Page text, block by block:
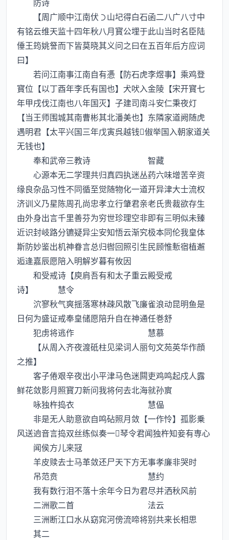
【周广顺中江南伏山圮得白石函二八广八寸中
有铭云维天监十四年秋八月寳公埋于此山当时名臣陆
倕王筠姚詧而下皆莫晓其义问之曰在五百年后方应词
曰】
若问江南事江南自有慿【防石虎李煜事】乘鸡登
寳位【以丁酉年李氏有国也】犬吠入金陵【宋开寳七
年甲戌伐江南也八年国灭】子建司南斗安仁秉夜灯
【当王师围城其南曹彬其北潘美也】东隣家道阙随虎
遇明君【太平兴国三年戊寅呉越钱俶举国入朝家道关
无钱也】
奉和武帝三教诗 智藏
心源本无二学理共归真四执迷丛药六味增苦辛资
缘良杂品习性不同循至觉随物化一道开异津大士流权
济训义乃星陈周孔尚忠孝立行肇君亲老氏贵裁欲存生
由外身出言千里善芬为穷世珍理空非即有三明似未臻
近识封岐路分镳疑异尘安知悟云渐究极本同伦我皇体
斯防妙鉴出机神眷言总归辔回照引生民顾惟慙宿植邂
逅逢嘉辰愿陪入明解岁暮有攸因
和受戒诗【庾肩吾有和太子重云殿受戒
诗】 慧令
泬寥秋气爽揺落寒林疎风散飞廉雀浪动昆明鱼是
日何为盛证戒奉皇储愿陪升自在神通任巻舒
犯虏将逃作 慧慕
【从周入齐夜渡砥柱见梁词人丽句文苑英华作顔
之推】
客子倦艰辛夜出小平津马色迷闗吏鸡鸣起戍人露
鲜花敛影月照寳刀新问我将何去北海就孙賔
咏独杵捣衣 慧偘
非是无人助意欲自鸣砧照月敛【一作怜】孤影乗
风送逈音言捣双丝练似奏一琴令君闻独杵知妾有専心
闻侯方儿来冦
羊皮赎去士马革敛还尸天下方无事孝廉非哭时
吊范贲 慧约
我有数行泪不落十余年今日为君尽并洒秋风前
二洲歌二首 法云
三洲断江口水从窈窕河傍流啼将别共来长相思
其二